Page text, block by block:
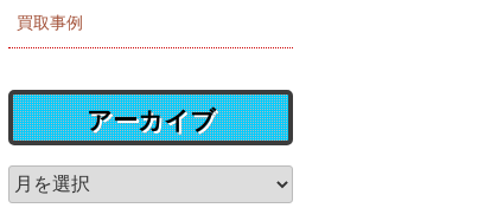
買取事例
アーカイブ